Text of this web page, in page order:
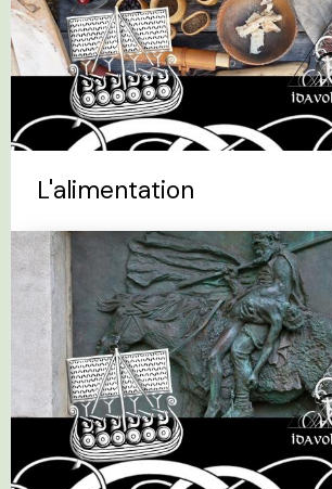
L'alimentation